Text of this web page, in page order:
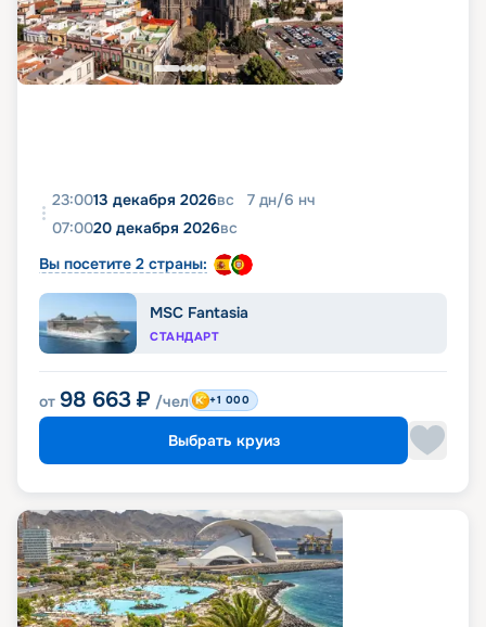
23:0013 декабря 2026вс 7 дн/6 нч
07:0020 декабря 2026вс
Вы посетите 2 страны:
MSC Fantasia
СТАНДАРТ
от 98 663 ₽ /чел +1 000
Выбрать круиз